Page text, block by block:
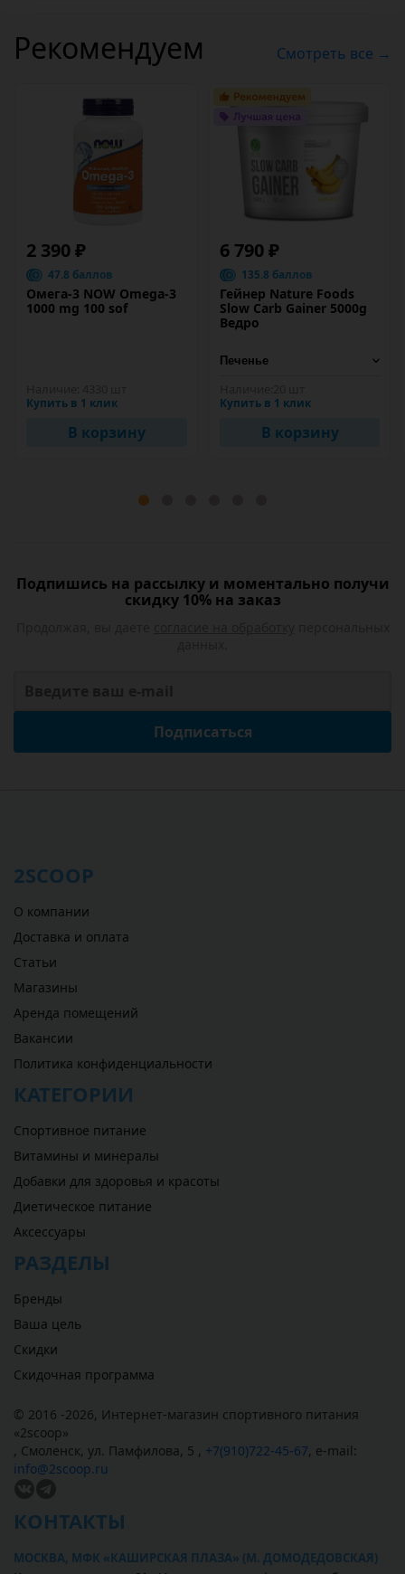
Рекомендуем Смотреть все →
2 390 ₽
47.8 баллов
Омега-3 NOW Omega-3
1000 mg 100 sof
Купить в 1 клик
В корзину
6 790 ₽
135.8 баллов
Гейнер Nature Foods
Slow Carb Gainer 5000g
Ведро
Купить в 1 клик
В корзину
Подпишись на рассылку и моментально получи
скидку 10% на заказ
Подписаться
2SCOOP
О компании
Доставка и оплата
Статьи
Магазины
Аренда помещений
Вакансии
Политика конфиденциальности
КАТЕГОРИИ
Спортивное питание
Витамины и минералы
Добавки для здоровья и красоты
Диетическое питание
Аксессуары
РАЗДЕЛЫ
Бренды
Ваша цель
Скидки
Скидочная программа
© 2016 -2026, Интернет-магазин спортивного питания
«2scoop»
, Смоленск, ул. Памфилова, 5 , +7(910)722-45-67, e-mail:
info@2scoop.ru
КОНТАКТЫ
МОСКВА, МФК «КАШИРСКАЯ ПЛАЗА» (М. ДОМОДЕДОВСКАЯ)